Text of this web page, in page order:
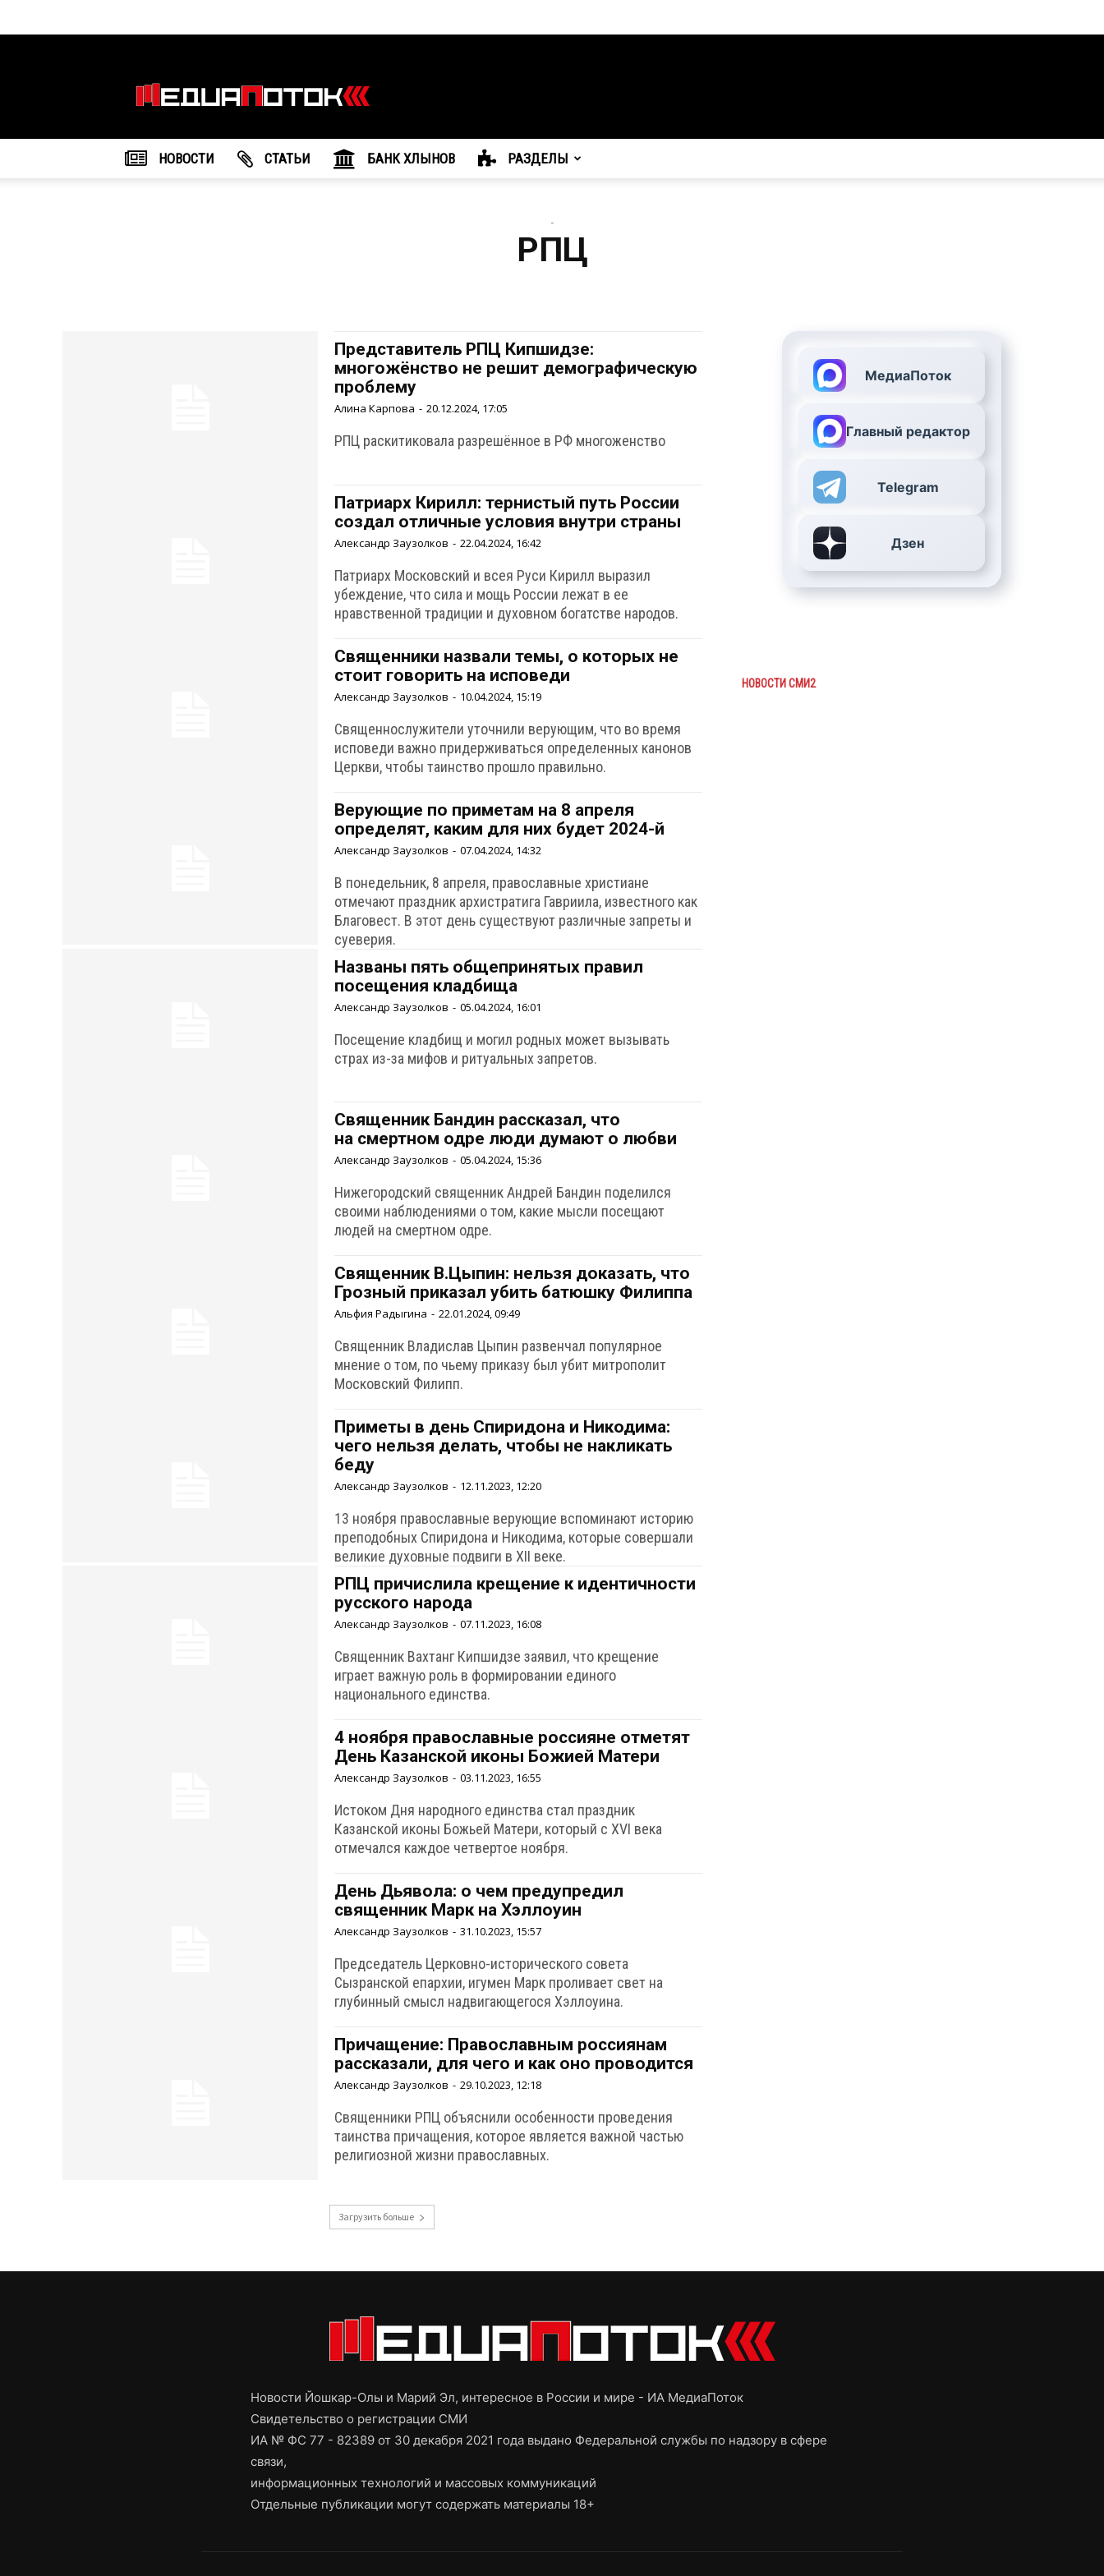
агентство
"МедиаПоток"
НОВОСТИ CТАТЬИ БАНК ХЛЫНОВ РАЗДЕЛЫ
-
РПЦ
Представитель РПЦ Кипшидзе:
многожёнство не решит демографическую
проблему
Алина Карпова - 20.12.2024, 17:05
РПЦ раскитиковала разрешённое в РФ многоженство
Патриарх Кирилл: тернистый путь России
создал отличные условия внутри страны
Александр Заузолков - 22.04.2024, 16:42
Патриарх Московский и всея Руси Кирилл выразил
убеждение, что сила и мощь России лежат в ее
нравственной традиции и духовном богатстве народов.
Священники назвали темы, о которых не
стоит говорить на исповеди
Александр Заузолков - 10.04.2024, 15:19
Священнослужители уточнили верующим, что во время
исповеди важно придерживаться определенных канонов
Церкви, чтобы таинство прошло правильно.
Верующие по приметам на 8 апреля
определят, каким для них будет 2024-й
Александр Заузолков - 07.04.2024, 14:32
В понедельник, 8 апреля, православные христиане
отмечают праздник архистратига Гавриила, известного как
Благовест. В этот день существуют различные запреты и
суеверия.
Названы пять общепринятых правил
посещения кладбища
Александр Заузолков - 05.04.2024, 16:01
Посещение кладбищ и могил родных может вызывать
страх из-за мифов и ритуальных запретов.
Священник Бандин рассказал, что
на смертном одре люди думают о любви
Александр Заузолков - 05.04.2024, 15:36
Нижегородский священник Андрей Бандин поделился
своими наблюдениями о том, какие мысли посещают
людей на смертном одре.
Священник В.Цыпин: нельзя доказать, что
Грозный приказал убить батюшку Филиппа
Альфия Радыгина - 22.01.2024, 09:49
Священник Владислав Цыпин развенчал популярное
мнение о том, по чьему приказу был убит митрополит
Московский Филипп.
Приметы в день Спиридона и Никодима:
чего нельзя делать, чтобы не накликать
беду
Александр Заузолков - 12.11.2023, 12:20
13 ноября православные верующие вспоминают историю
преподобных Спиридона и Никодима, которые совершали
великие духовные подвиги в XII веке.
РПЦ причислила крещение к идентичности
русского народа
Александр Заузолков - 07.11.2023, 16:08
Священник Вахтанг Кипшидзе заявил, что крещение
играет важную роль в формировании единого
национального единства.
4 ноября православные россияне отметят
День Казанской иконы Божией Матери
Александр Заузолков - 03.11.2023, 16:55
Истоком Дня народного единства стал праздник
Казанской иконы Божьей Матери, который с XVI века
отмечался каждое четвертое ноября.
День Дьявола: о чем предупредил
священник Марк на Хэллоуин
Александр Заузолков - 31.10.2023, 15:57
Председатель Церковно-исторического совета
Сызранской епархии, игумен Марк проливает свет на
глубинный смысл надвигающегося Хэллоуина.
Причащение: Православным россиянам
рассказали, для чего и как оно проводится
Александр Заузолков - 29.10.2023, 12:18
Священники РПЦ объяснили особенности проведения
таинства причащения, которое является важной частью
религиозной жизни православных.
Загрузить больше
МедиаПоток
Главный редактор
Telegram
Дзен
НОВОСТИ СМИ2
Новости Йошкар-Олы и Марий Эл, интересное в России и мире - ИА МедиаПоток
Свидетельство о регистрации СМИ
ИА № ФС 77 - 82389 от 30 декабря 2021 года выдано Федеральной службы по надзору в сфере
связи,
информационных технологий и массовых коммуникаций
Отдельные публикации могут содержать материалы 18+